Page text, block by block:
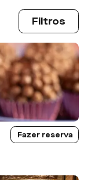
Filtros
Fazer reserva